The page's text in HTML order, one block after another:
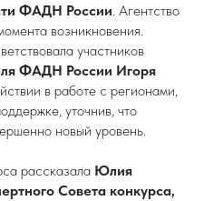
ФАДН России. Агентство
возникновения.
участников
ФАДН России Игоря
в работе с регионами,
уточнив, что
новый уровень.
рассказала Юлия
Совета конкурса,